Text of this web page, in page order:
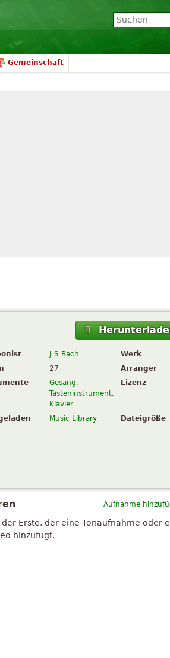
Gemeinschaft
J S Bach Werk
27 Arranger
Gesang,
Tasteninstrument,
Klavier
Lizenz
Music Library Dateigröße
Aufnahme
der Erste, der eine Tonaufnahme oder
hinzufügt.